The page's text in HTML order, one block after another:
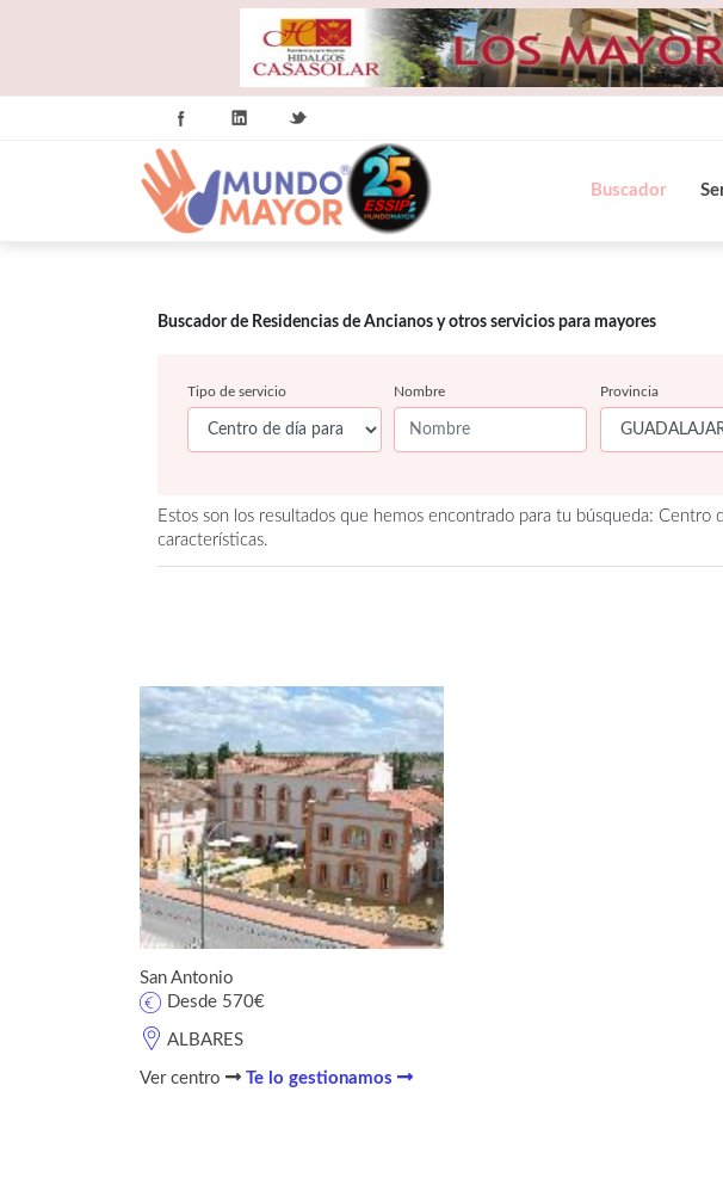
Buscador
Buscador de Residencias de Ancianos y otros servicios para mayores
Tipo de servicio Nombre Provincia
Estos son los resultados que hemos encontrado para tu búsqueda: Centro
características.
San Antonio
ALBARES
Desde 570€
Ver centro Te lo gestionamos